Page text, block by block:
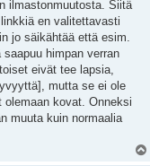
ilmastonmuutosta. Siitä
en valitettavasti
jo säikähtää että esim.
himpan verran
eivät tee lapsia,
mutta se ei ole
kovat. Onneksi
muuta kuin normaalia